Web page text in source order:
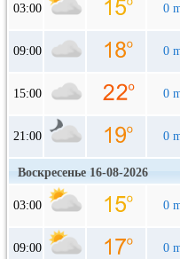
03:00 0
09:00 0
15:00 0
21:00 0
Воскресенье 16-08-2026
03:00 0
09:00 0